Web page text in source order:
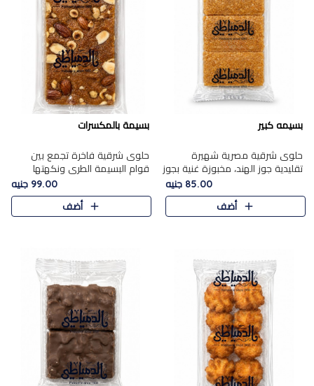
بسيمه كبير
حلوى شرقية مصرية شهيرة
تقليدية جوز الهند، مخبوزة غنية بجوز
الهند، بلمسه ذهبية وتتميز بقوامها
المرمل وطعمها اللذيذ الذي يشبه
البسبوسة. تُخبز..
85.00 جنيه
أضف
بسيمة بالمكسرات
حلوى شرقية فاخرة تجمع بين
قوام البسيمة الطري ونكهتها
الغنية، مزينة بتشكيلة مختارة من
اللوز والبندق والمكسرات الفاخرة.
مزيج متوازن من القوام ..
99.00 جنيه
أضف